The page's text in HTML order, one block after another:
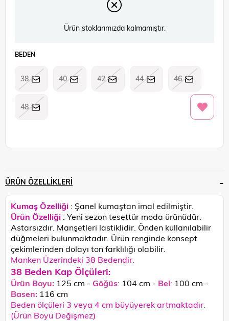
Ürün stoklarımızda kalmamıştır.
BEDEN
38 40 42 44 46
48
ÜRÜN ÖZELLIKLERI
Kumaş Özelliği : Şanel kumaştan imal edilmiştir.
Ürün Özelliği : Yeni sezon tesettür moda ürünüdür.
Astarsızdır. Manşetleri lastiklidir. Önden kullanılabilir
düğmeleri bulunmaktadır. Ürün renginde konsept
çekimlerinden dolayı ton farklılığı olabilir.
Manken Üzerindeki 38 Bedendir.
38 Beden Kap Ölçüleri:
Ürün Boyu: 125 cm - Göğüs: 104 cm - Bel: 100 cm -
Basen: 116 cm
Beden ölçüleri 3 veya 4 cm büyüyerek artmaktadır.
(Ürün Boyu Değişmez)